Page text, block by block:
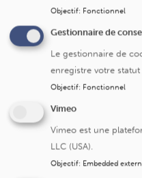
Submit
Cliniques
Objectif: Fonctionnel
Gestionnaire de
Le gestionnaire de
enregistre votre
Objectif: Fonctionnel
Vimeo
Vimeo est une
LLC (USA).
Objectif: Embedded